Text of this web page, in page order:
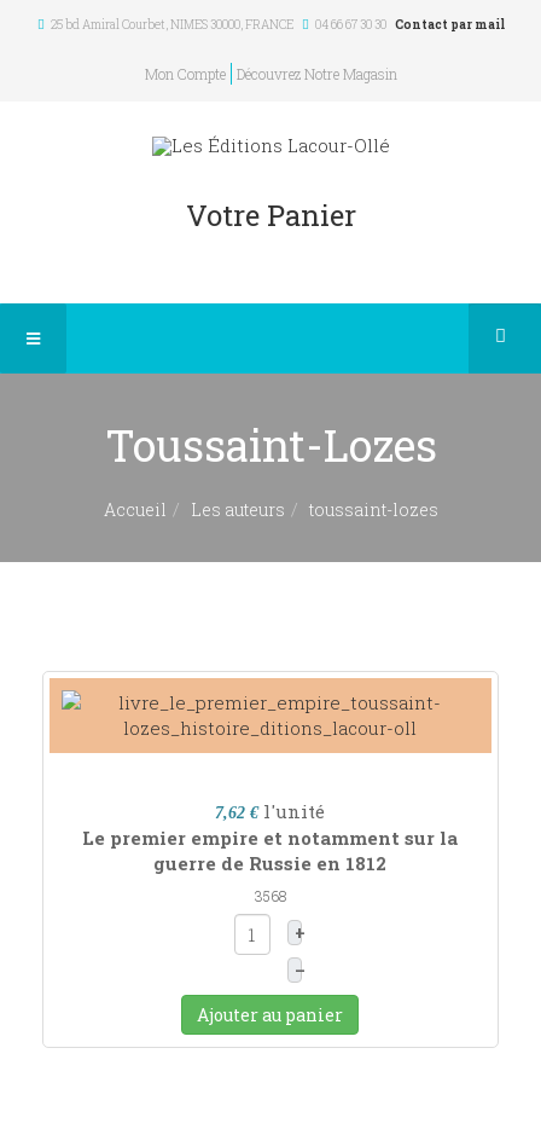
25 bd Amiral Courbet, NIMES 30000,FRANCE 04 66 67 30 30 Contact par mail
Mon Compte Découvrez Notre Magasin
Votre Panier
Toussaint-Lozes
Accueil Les auteurs toussaint-lozes
7,62 € l'unité
Le premier empire et notamment sur la
guerre de Russie en 1812
3568
+
–
Ajouter au panier